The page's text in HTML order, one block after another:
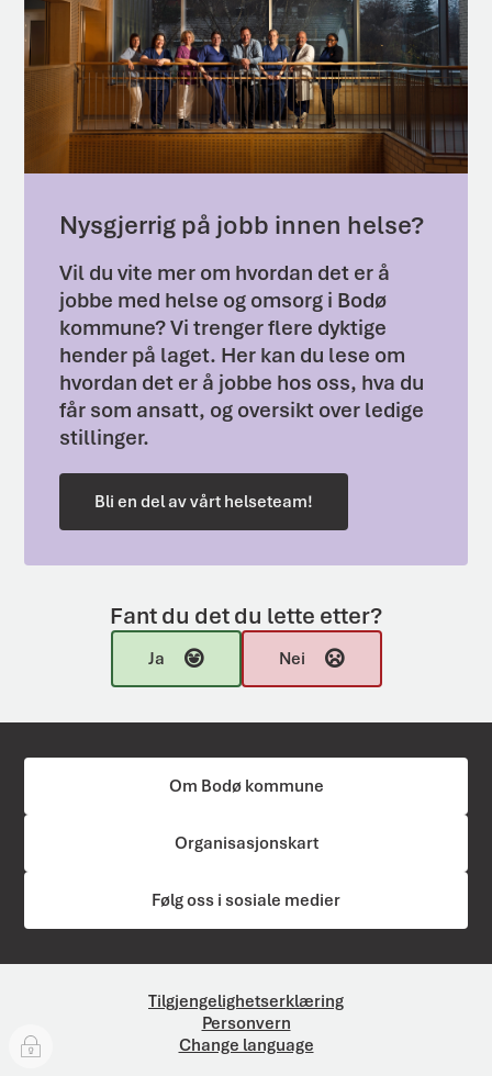
Nysgjerrig på jobb innen helse?
Vil du vite mer om hvordan det er å
jobbe med helse og omsorg i Bodø
kommune? Vi trenger flere dyktige
hender på laget. Her kan du lese om
hvordan det er å jobbe hos oss, hva du
får som ansatt, og oversikt over ledige
stillinger.
Bli en del av vårt helseteam!
Fant du det du lette etter?
Ja Nei
Om Bodø kommune
Organisasjonskart
Følg oss i sosiale medier
Tilgjengelighetserklæring
Personvern
Change language
I